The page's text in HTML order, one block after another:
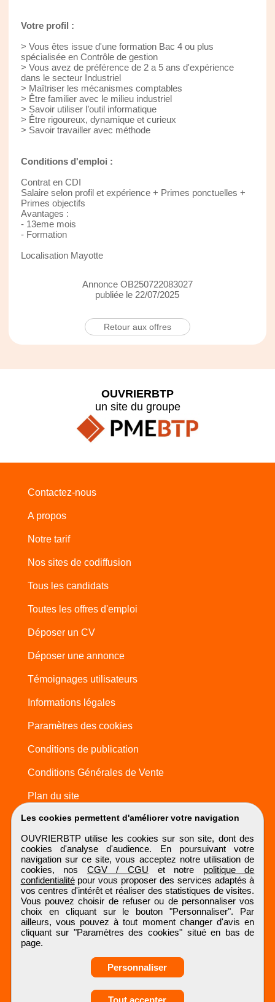
Votre profil :
> Vous êtes issue d'une formation Bac 4 ou plus
spécialisée en Contrôle de gestion
> Vous avez de préférence de 2 a 5 ans d'expérience
dans le secteur Industriel
> Maîtriser les mécanismes comptables
> Être familier avec le milieu industriel
> Savoir utiliser l’outil informatique
> Être rigoureux, dynamique et curieux
> Savoir travailler avec méthode
Conditions d'emploi :
Contrat en CDI
Salaire selon profil et expérience + Primes ponctuelles +
Primes objectifs
Avantages :
- 13eme mois
- Formation
Localisation Mayotte
Annonce OB250722083027
publiée le 22/07/2025
Retour aux offres
Les cookies permettent d'améliorer votre navigation
OUVRIERBTP utilise les cookies sur son site, dont des
cookies d'analyse d'audience. En poursuivant votre
navigation sur ce site, vous acceptez notre utilisation de
cookies, nos CGV / CGU et notre politique de
confidentialitépour vous proposer des services adaptés à
vos centres d'intérêt et réaliser des statistiques de visites.
Vous pouvez choisir de refuser ou de personnaliser vos
choix en cliquant sur le bouton "Personnaliser". Par
ailleurs, vous pouvez à tout moment changer d'avis en
cliquant sur "Paramètres des cookies" situé en bas de
page.
Personnaliser
Tout accepter
OUVRIERBTP
un site du groupe
Contactez-nous
A propos
Notre tarif
Nos sites de codiffusion
Tous les candidats
Toutes les offres d'emploi
Déposer un CV
Déposer une annonce
Témoignages utilisateurs
Informations légales
Paramètres des cookies
Conditions de publication
Conditions Générales de Vente
Plan du site